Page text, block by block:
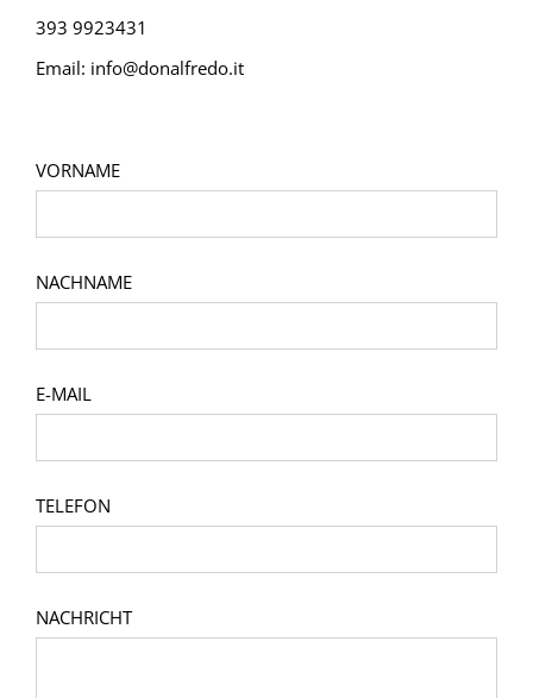
393 9923431
Email: info@donalfredo.it
VORNAME
NACHNAME
E-MAIL
TELEFON
NACHRICHT